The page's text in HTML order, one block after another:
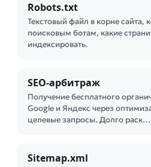
Robots.txt
Текстовый файл в корне сайта,
поисковым ботам, какие
индексировать.
SEO-арбитраж
Получение бесплатного
Google и Яндекс через
целевые запросы. Долго раск…
Sitemap.xml